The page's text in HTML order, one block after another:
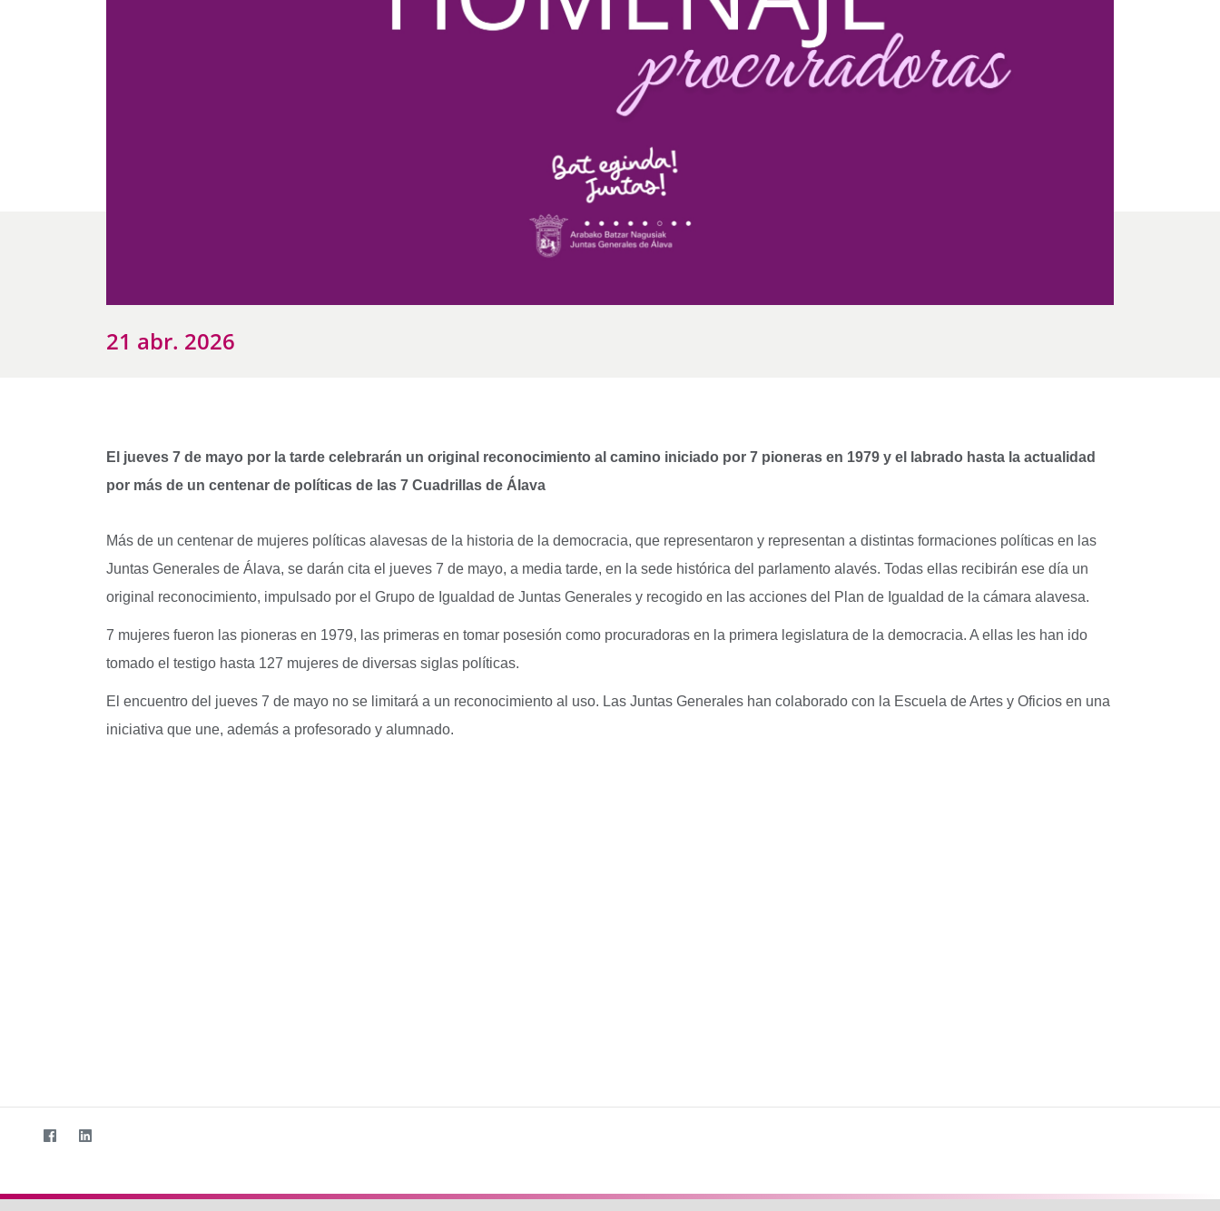
21 abr. 2026
El jueves 7 de mayo por la tarde celebrarán un original reconocimiento al camino iniciado por 7 pioneras en 1979 y el labrado hasta la actualidad
por más de un centenar de políticas de las 7 Cuadrillas de Álava
Más de un centenar de mujeres políticas alavesas de la historia de la democracia, que representaron y representan a distintas formaciones políticas en las
Juntas Generales de Álava, se darán cita el jueves 7 de mayo, a media tarde, en la sede histórica del parlamento alavés. Todas ellas recibirán ese día un
original reconocimiento, impulsado por el Grupo de Igualdad de Juntas Generales y recogido en las acciones del Plan de Igualdad de la cámara alavesa.
7 mujeres fueron las pioneras en 1979, las primeras en tomar posesión como procuradoras en la primera legislatura de la democracia. A ellas les han ido
tomado el testigo hasta 127 mujeres de diversas siglas políticas.
El encuentro del jueves 7 de mayo no se limitará a un reconocimiento al uso. Las Juntas Generales han colaborado con la Escuela de Artes y Oficios en una
iniciativa que une, además a profesorado y alumnado.